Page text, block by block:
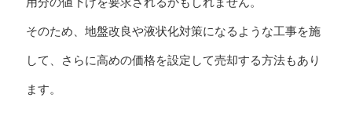
そのため、地盤改良や液状化対策になるような工事を施
して、さらに高めの価格を設定して売却する方法もあり
ます。